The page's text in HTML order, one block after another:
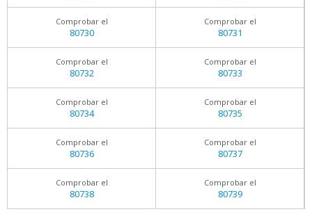
Comprobar el
80730
Comprobar el
80731
Comprobar el
80732
Comprobar el
80733
Comprobar el
80734
Comprobar el
80735
Comprobar el
80736
Comprobar el
80737
Comprobar el
80738
Comprobar el
80739